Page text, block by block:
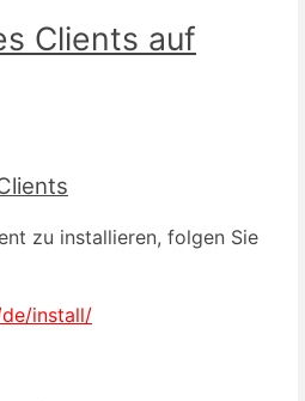
Clients auf
zu installieren, folgen Sie
install/